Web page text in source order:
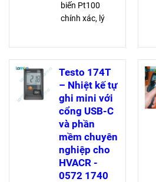
biến Pt100
chính xác, lý
bộ nhớ lớn và
pin bền tới 8
năm, đạt chuẩn
EN 12830,
HACCP, IP68
Testo 174T
– Nhiệt kế tự
ghi mini với
cổng USB-C
và phần
mềm chuyên
nghiệp cho
HVACR -
0572 1740